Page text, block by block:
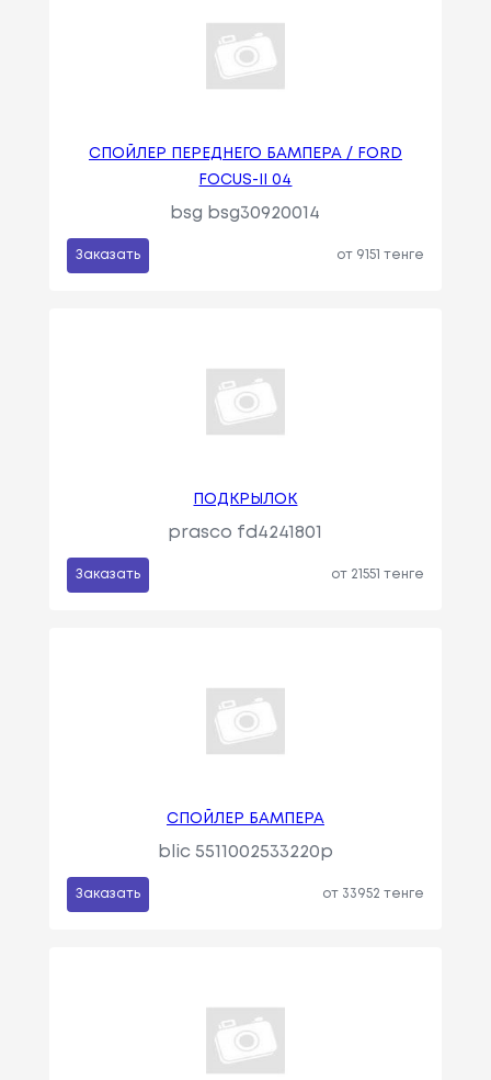
СПОЙЛЕР ПЕРЕДНЕГО БАМПЕРА / FORD
FOCUS-II 04
bsg bsg30920014
Заказать от 9151 тенге
ПОДКРЫЛОК
prasco fd4241801
Заказать от 21551 тенге
СПОЙЛЕР БАМПЕРА
blic 5511002533220p
Заказать от 33952 тенге